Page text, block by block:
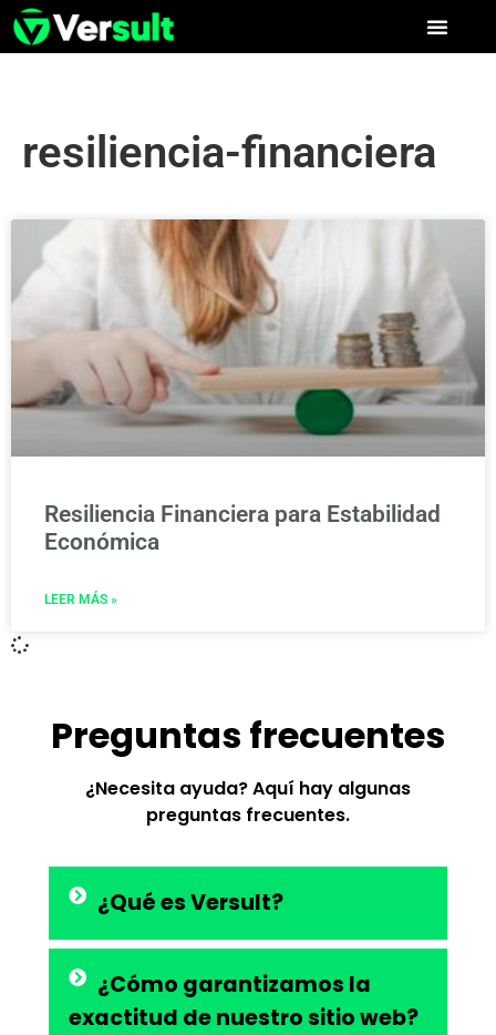
resiliencia-financiera
Resiliencia Financiera para Estabilidad
Económica
LEER MÁS »
Preguntas frecuentes
¿Necesita ayuda? Aquí hay algunas
preguntas frecuentes.
¿Qué es Versult?
¿Cómo garantizamos la
exactitud de nuestro sitio web?